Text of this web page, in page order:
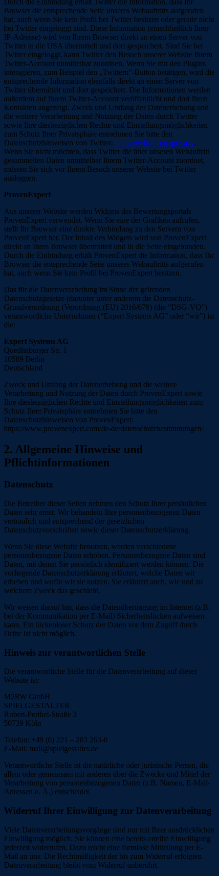
Durch die Einbindung erhält Twitter die Information, dass Ihr
Browser die entsprechende Seite unseres Webauftritts aufgerufen
hat, auch wenn Sie kein Profil bei Twitter besitzen oder gerade nicht
bei Twitter eingeloggt sind. Diese Information (einschließlich Ihrer
IP-Adresse) wird von Ihrem Browser direkt an einen Server von
Twitter in die USA übermittelt und dort gespeichert. Sind Sie bei
Twitter eingeloggt, kann Twitter den Besuch unserer Website Ihrem
Twitter-Account unmittelbar zuordnen. Wenn Sie mit den Plugins
interagieren, zum Beispiel den „Twittern“-Button betätigen, wird die
entsprechende Information ebenfalls direkt an einen Server von
Twitter übermittelt und dort gespeichert. Die Informationen werden
außerdem auf Ihrem Twitter-Account veröffentlicht und dort Ihren
Kontakten angezeigt. Zweck und Umfang der Datenerhebung und
die weitere Verarbeitung und Nutzung der Daten durch Twitter
sowie Ihre diesbezüglichen Rechte und Einstellungsmöglichkeiten
zum Schutz Ihrer Privatsphäre entnehmen Sie bitte den
Datenschutzhinweisen von Twitter: https://twitter.com/privacy.
Wenn Sie nicht möchten, dass Twitter die über unseren Webauftritt
gesammelten Daten unmittelbar Ihrem Twitter-Account zuordnet,
müssen Sie sich vor Ihrem Besuch unserer Website bei Twitter
ausloggen.
ProvenExpert
Aus unserer Website werden Widgets des Bewertungsportals
ProvenExpert verwendet. Wenn Sie eine der Grafiken aufrufen,
stellt Ihr Browser eine direkte Verbindung zu den Servern von
ProvenExpert her. Der Inhalt des Widgets wird von ProvenExpert
direkt an Ihren Browser übermittelt und in die Seite eingebunden.
Durch die Einbindung erhält ProvenExpert die Information, dass Ihr
Browser die entsprechende Seite unseres Webauftritts aufgerufen
hat, auch wenn Sie kein Profil bei ProvenExpert besitzen.
Das für die Datenverarbeitung im Sinne der geltenden
Datenschutzgesetze (darunter unter anderem die Datenschutz-
Grundverordnung (Verordnung (EU) 2016/679) (die “DSG-VO”)
verantwortliche Unternehmen (“Expert Systems AG” oder “wir”) ist
die:
Expert Systems AG
Quedlinburger Str. 1
10589 Berlin
Deutschland
Zweck und Umfang der Datenerhebung und die weitere
Verarbeitung und Nutzung der Daten durch ProvenExpert sowie
Ihre diesbezüglichen Rechte und Einstellungsmöglichkeiten zum
Schutz Ihrer Privatsphäre entnehmen Sie bitte den
Datenschutzhinweisen von ProvenExpert:
https://www.provenexpert.com/de-de/datenschutzbestimmungen/
2. Allgemeine Hinweise und
Pflichtinformationen
Datenschutz
Die Betreiber dieser Seiten nehmen den Schutz Ihrer persönlichen
Daten sehr ernst. Wir behandeln Ihre personenbezogenen Daten
vertraulich und entsprechend der gesetzlichen
Datenschutzvorschriften sowie dieser Datenschutzerklärung.
Wenn Sie diese Website benutzen, werden verschiedene
personenbezogene Daten erhoben. Personenbezogene Daten sind
Daten, mit denen Sie persönlich identifiziert werden können. Die
vorliegende Datenschutzerklärung erläutert, welche Daten wir
erheben und wofür wir sie nutzen. Sie erläutert auch, wie und zu
welchem Zweck das geschieht.
Wir weisen darauf hin, dass die Datenübertragung im Internet (z.B.
bei der Kommunikation per E-Mail) Sicherheitslücken aufweisen
kann. Ein lückenloser Schutz der Daten vor dem Zugriff durch
Dritte ist nicht möglich.
Hinweis zur verantwortlichen Stelle
Die verantwortliche Stelle für die Datenverarbeitung auf dieser
Website ist:
M2RW GmbH
SPIELGESTALTER
Robert-Perthel-Straße 3
50739 Köln
Telefon: +49 (0) 221 – 283 263-0
E-Mail: mail@spielgestalter.de
Verantwortliche Stelle ist die natürliche oder juristische Person, die
allein oder gemeinsam mit anderen über die Zwecke und Mittel der
Verarbeitung von personenbezogenen Daten (z.B. Namen, E-Mail-
Adressen o. Ä.) entscheidet.
Widerruf Ihrer Einwilligung zur Datenverarbeitung
Viele Datenverarbeitungsvorgänge sind nur mit Ihrer ausdrücklichen
Einwilligung möglich. Sie können eine bereits erteilte Einwilligung
jederzeit widerrufen. Dazu reicht eine formlose Mitteilung per E-
Mail an uns. Die Rechtmäßigkeit der bis zum Widerruf erfolgten
Datenverarbeitung bleibt vom Widerruf unberührt.